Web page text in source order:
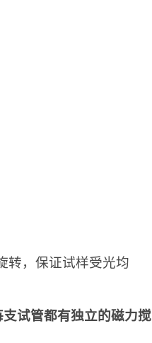
转，保证试样受光均
支试管都有独立的磁力搅